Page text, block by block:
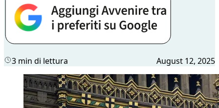
3 min di lettura August 12, 2025